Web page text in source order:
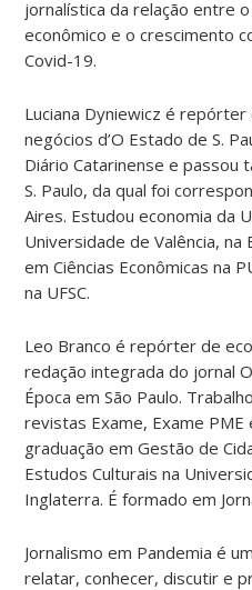
jornalística da relação entre
econômico e o crescimento
Covid-19.
Luciana Dyniewicz é repórter
negócios d’O Estado de S.
Diário Catarinense e passou
S. Paulo, da qual foi
Aires. Estudou economia da
Universidade de Valência, na
em Ciências Econômicas na
na UFSC.
Leo Branco é repórter de
redação integrada do jornal
Época em São Paulo.
revistas Exame, Exame PME
graduação em Gestão de
Estudos Culturais na
Inglaterra. É formado em
Jornalismo em Pandemia é
relatar, conhecer, discutir e